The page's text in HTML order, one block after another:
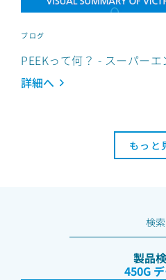
ブログ
PEEKって何？ - スーパーエ
詳細へ
もっと
検索
製品
450G デー